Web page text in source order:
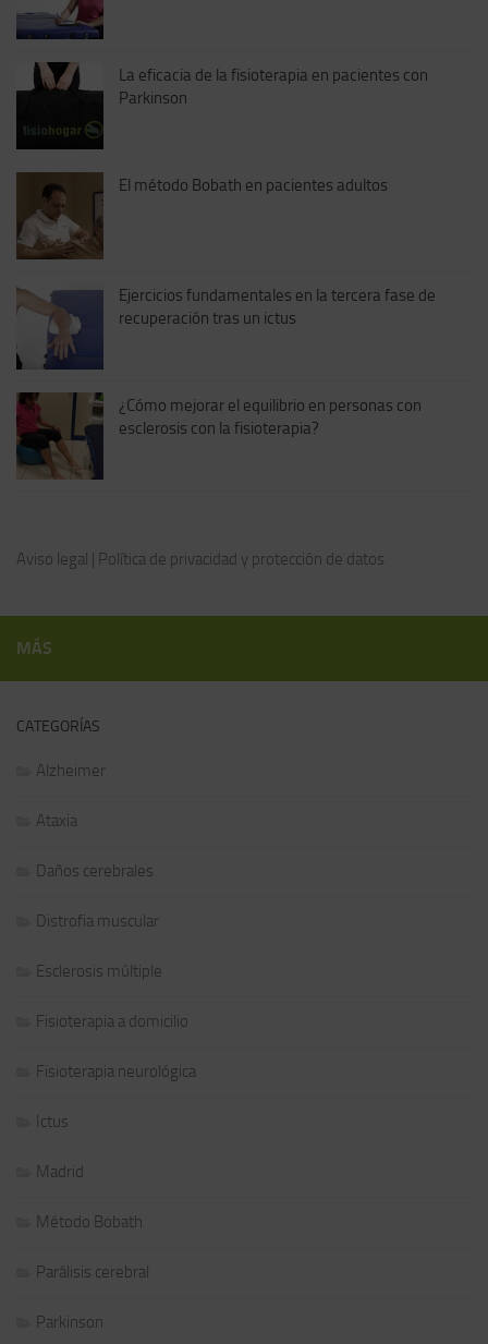
La eficacia de la fisioterapia en pacientes con
Parkinson
El método Bobath en pacientes adultos
Ejercicios fundamentales en la tercera fase de
recuperación tras un ictus
¿Cómo mejorar el equilibrio en personas con
esclerosis con la fisioterapia?
Aviso legal | Política de privacidad y protección de datos
MÁS
CATEGORÍAS
Alzheimer
Ataxia
Daños cerebrales
Distrofia muscular
Esclerosis múltiple
Fisioterapia a domicilio
Fisioterapia neurológica
Ictus
Madrid
Método Bobath
Parálisis cerebral
Parkinson